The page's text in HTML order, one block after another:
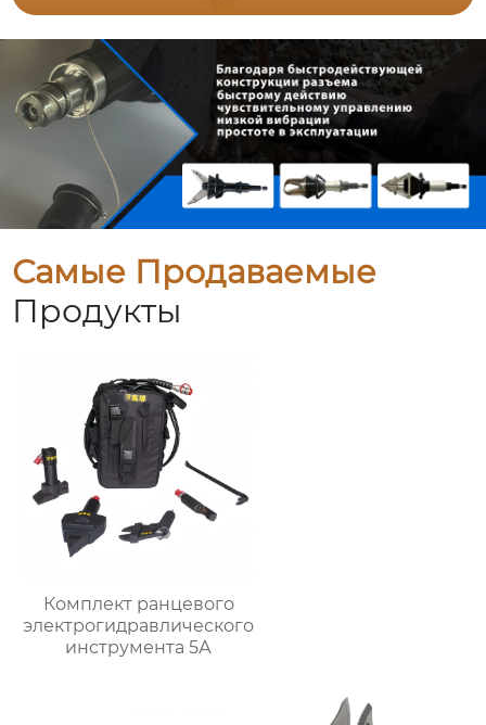
Самые Продаваемые
Продукты
Комплект ранцевого
электрогидравлического
инструмента 5А